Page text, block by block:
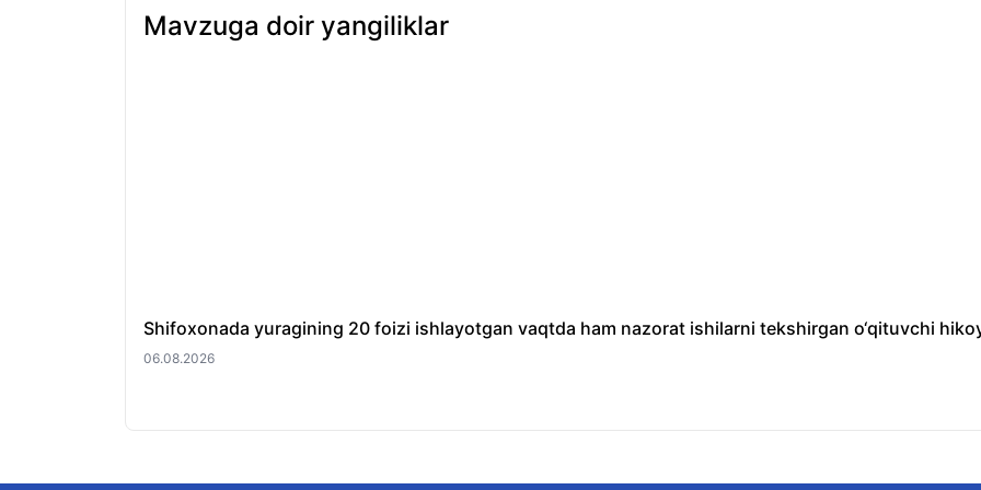
Mavzuga doir yangiliklar
Shifoxonada yuragining 20 foizi ishlayotgan vaqtda ham nazorat ishilarni tekshirgan o‘qituvchi
06.08.2026